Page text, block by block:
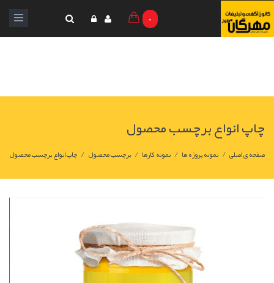
0
چاپ انواع برچسب محصول
صفحه ی اصلی / نمونه پروژه ها / نمونه کارها / برچسب محصول / چاپ انواع برچسب محصول